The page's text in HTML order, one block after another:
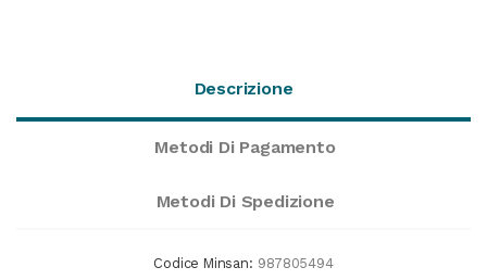
Descrizione
Metodi Di Pagamento
Metodi Di Spedizione
Codice Minsan: 987805494